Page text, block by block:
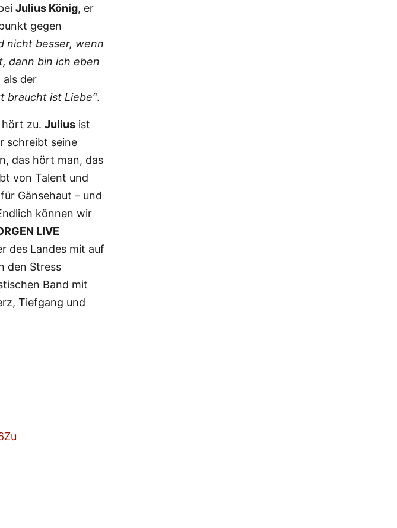
Julius König, er
gegen
nicht besser, wenn
dann bin ich eben
als der
braucht ist Liebe“.
hört zu. Julius ist
schreibt seine
das hört man, das
von Talent und
Gänsehaut – und
können wir
LIVE
des Landes mit auf
den Stress
Band mit
Tiefgang und